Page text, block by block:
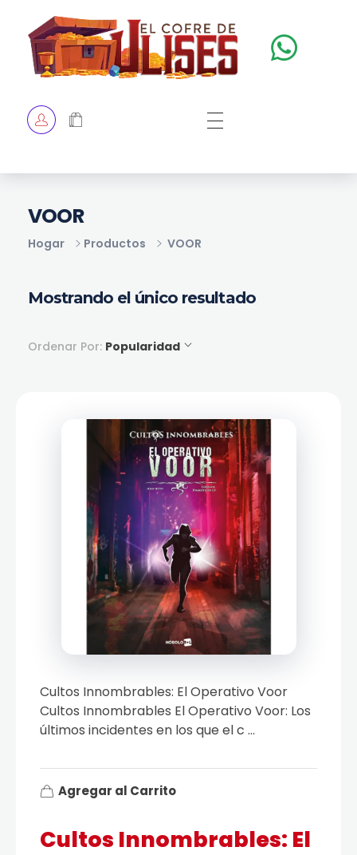
TIENDA
Hogar Productos VOOR
VOOR
Mostrando el único resultado
Ordenar Por: Popularidad
Cultos Innombrables: El
Cultos Innombrables: El Operativo Voor
Cultos Innombrables El Operativo Voor: Los
últimos incidentes en los que el c ...
Agregar al Carrito